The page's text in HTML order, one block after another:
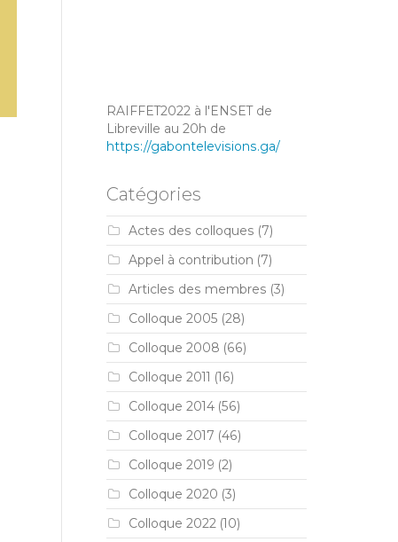
RAIFFET2022 à l'ENSET de
Libreville au 20h de
https://gabontelevisions.ga/
Catégories
Actes des colloques (7)
Appel à contribution (7)
Articles des membres (3)
Colloque 2005 (28)
Colloque 2008 (66)
Colloque 2011 (16)
Colloque 2014(56)
Colloque 2017 (46)
Colloque 2019 (2)
Colloque 2020 (3)
Colloque 2022(10)